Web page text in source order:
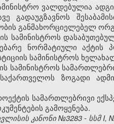
ვალდებულია
გადაუგზავნოს
განმახორციელებელ
სამინისტროს
ნორმატიული
სამინისტროს
სამინისტროს
ზოგადი
სამართლებრივი
გამოყენება.
კანონი №3283 - სსმ I,